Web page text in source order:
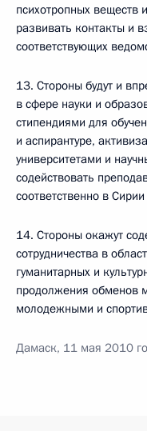
психотропных веществ
развивать контакты и
соответствующих
13. Стороны будут и
в сфере науки и
стипендиями для
и аспирантуре,
университетами и
содействовать
соответственно в
14. Стороны окажут
сотрудничества в
гуманитарных и
продолжения обменов
молодежными и
Дамаск, 11 мая 2010